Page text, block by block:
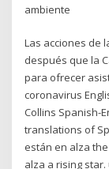
ambiente
Las acciones de
después que la
para ofrecer
coronavirus
Collins Spanish-
translations of
están en alza
alza a rising